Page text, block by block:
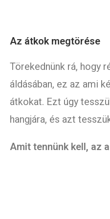
Az átkok megtörése
Törekednünk rá, hogy
áldásában, ez az ami
átkokat. Ezt úgy
hangjára, és azt
Amit tennünk kell, az